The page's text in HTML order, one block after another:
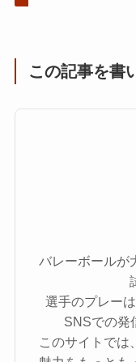
この記事を書
バレーボールが
選手のプレー
SNSでの発
このサイトでは